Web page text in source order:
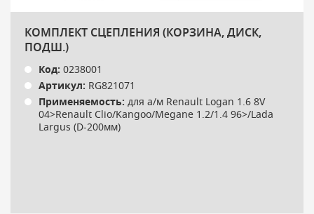
КОМПЛЕКТ СЦЕПЛЕНИЯ (КОРЗИНА, ДИСК,
ПОДШ.)
Код: 0238001
Артикул: RG821071
Применяемость: для а/м Renault Logan 1.6 8V
04>Renault Clio/Kangoo/Megane 1.2/1.4 96>/Lada
Largus (D-200мм)